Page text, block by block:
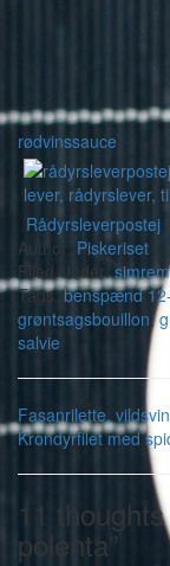
rødvinssauce
Rådyrsleverpostej
Author: Piskeriset
Filed Under:
Tags:benspænd
grøntsagsbouillon,
salvie
Fasanrilette,
Krondyrfilet med
11
polenta”